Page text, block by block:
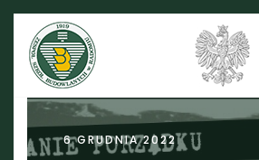
6 GRUDNIA 2022